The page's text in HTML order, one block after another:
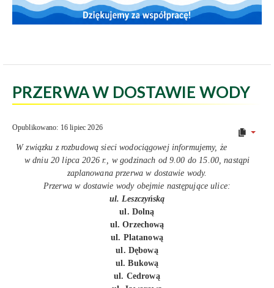
PRZERWA W DOSTAWIE WODY
Opublikowano: 16 lipiec 2026
W związku z rozbudową sieci wodociągowej informujemy, że
w dniu 20 lipca 2026 r., w godzinach od 9.00 do 15.00, nastąpi
zaplanowana przerwa w dostawie wody.
Przerwa w dostawie wody obejmie następujące ulice:
ul. Leszczyńską
ul. Dolną
ul. Orzechową
ul. Platanową
ul. Dębową
ul. Bukową
ul. Cedrową